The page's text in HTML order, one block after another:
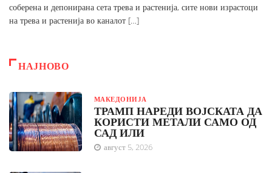
соберена и депонирана сета трева и растенија, сите нови израстоци
на трева и растенија во каналот […]
НАЈНОВО
МАКЕДОНИЈА
ТРАМП НАРЕДИ ВОЈСКАТА ДА
КОРИСТИ МЕТАЛИ САМО ОД
САД ИЛИ
август 5, 2026